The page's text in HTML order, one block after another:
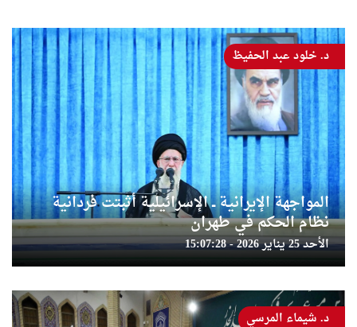
المواجهة الإيرانية ــ الإسرائيلية أثبتت فردانية
نظام الحكم في طهران
الأحد 25 يناير 2026 - 15:07:28
د. خلود عبد الحفيظ
د. شيماء المرسي